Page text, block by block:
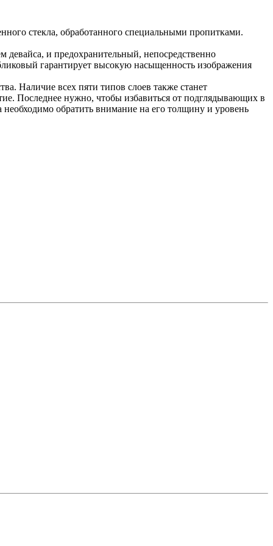
стекла, обработанного специальными пропитками.
девайса, и предохранительный, непосредственно
гарантирует высокую насыщенность изображения
Наличие всех пяти типов слоев также станет
Последнее нужно, чтобы избавиться от подглядывающих в
необходимо обратить внимание на его толщину и уровень